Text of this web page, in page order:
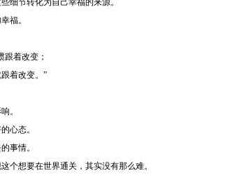
细节转化为自己幸福的来源。
福。
跟着改变；
着改变。”
。
心态。
事情。
个想要在世界通关，其实没有那么难。